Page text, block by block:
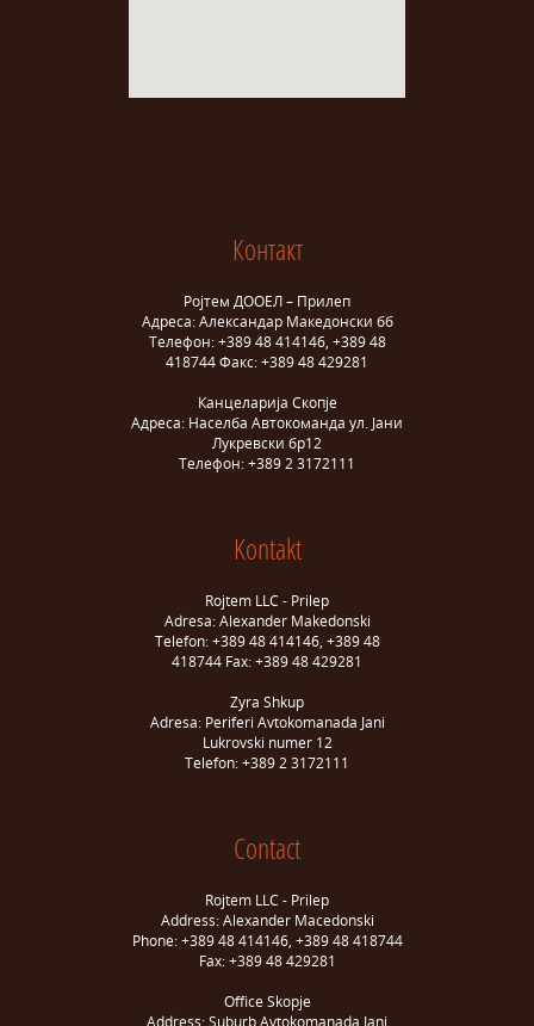
Контакт
Ројтем ДООЕЛ – Прилеп
Адреса: Александар Македонски бб
Телефон: +389 48 414146, +389 48
418744 Факс: +389 48 429281
Канцеларија Скопје
Адреса: Населба Автокоманда ул. Јани
Лукревски бр12
Телефон: +389 2 3172111
Kontakt
Rojtem LLC - Prilep
Adresa: Alexander Makedonski
Telefon: +389 48 414146, +389 48
418744 Fax: +389 48 429281
Zyra Shkup
Adresa: Periferi Avtokomanada Jani
Lukrovski numer 12
Telefon: +389 2 3172111
Contact
Rojtem LLC - Prilep
Address: Alexander Macedonski
Phone: +389 48 414146, +389 48 418744
Fax: +389 48 429281
Office Skopje
Address: Suburb Avtokomanada Jani